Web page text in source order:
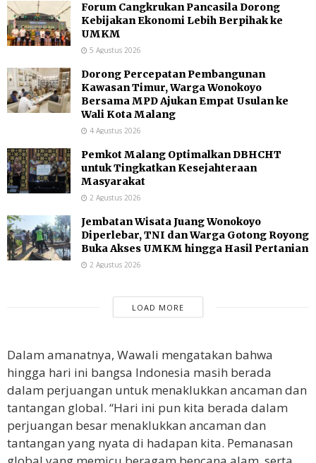
Forum Cangkrukan Pancasila Dorong
Kebijakan Ekonomi Lebih Berpihak ke
UMKM
5 Agustus 2026
Dorong Percepatan Pembangunan
Kawasan Timur, Warga Wonokoyo
Bersama MPD Ajukan Empat Usulan ke
Wali Kota Malang
4 Agustus 2026
Pemkot Malang Optimalkan DBHCHT
untuk Tingkatkan Kesejahteraan
Masyarakat
2 Agustus 2026
Jembatan Wisata Juang Wonokoyo
Diperlebar, TNI dan Warga Gotong Royong
Buka Akses UMKM hingga Hasil Pertanian
2 Agustus 2026
LOAD MORE
Dalam amanatnya, Wawali mengatakan bahwa
hingga hari ini bangsa Indonesia masih berada
dalam perjuangan untuk menaklukkan ancaman dan
tantangan global. “Hari ini pun kita berada dalam
perjuangan besar menaklukkan ancaman dan
tantangan yang nyata di hadapan kita. Pemanasan